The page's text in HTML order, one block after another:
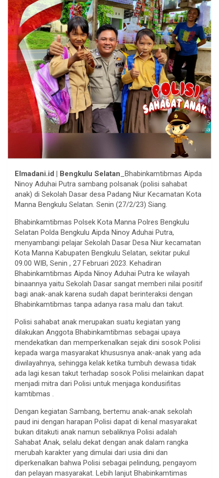
Elmadani.id | Bengkulu Selatan _Bhabinkamtibmas Aipda
Ninoy Aduhai Putra sambang polsanak (polisi sahabat
anak) di Sekolah Dasar desa Padang Niur Kecamatan Kota
Manna Bengkulu Selatan. Senin (27/2/23) Siang.
Bhabinkamtibmas Polsek Kota Manna Polres Bengkulu
Selatan Polda Bengkulu Aipda Ninoy Aduhai Putra,
menyambangi pelajar Sekolah Dasar Desa Niur kecamatan
Kota Manna Kabupaten Bengkulu Selatan, sekitar pukul
09.00 WIB, Senin , 27 Februari 2023. Kehadiran
Bhabinkamtibmas Aipda Ninoy Aduhai Putra ke wilayah
binaannya yaitu Sekolah Dasar sangat memberi nilai positif
bagi anak-anak karena sudah dapat berinteraksi dengan
Bhabinkamtibmas tanpa adanya rasa malu dan takut.
Polisi sahabat anak merupakan suatu kegiatan yang
dilakukan Anggota Bhabinkamtibmas sebagai upaya
mendekatkan dan memperkenalkan sejak dini sosok Polisi
kepada warga masyarakat khususnya anak-anak yang ada
diwilayahnya, sehingga kelak ketika tumbuh dewasa tidak
ada lagi kesan takut terhadap sosok Polisi melainkan dapat
menjadi mitra dari Polisi untuk menjaga kondusifitas
kamtibmas .
Dengan kegiatan Sambang, bertemu anak-anak sekolah
paud ini dengan harapan Polisi dapat di kenal masyarakat
bukan ditakuti anak namun sebaliknya Polisi adalah
Sahabat Anak, selalu dekat dengan anak dalam rangka
merubah karakter yang dimulai dari usia dini dan
diperkenalkan bahwa Polisi sebagai pelindung, pengayom
dan pelayan masyarakat. Lebih lanjut Bhabinkamtimas